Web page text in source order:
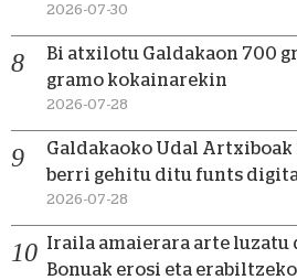
2026-07-30
Bi atxilotu Galdakaon 700
gramo kokainarekin
2026-07-28
Galdakaoko Udal
berri gehitu ditu funts
2026-07-28
Iraila amaierara arte luzatu
Bonuak erosi eta erabiltzeko